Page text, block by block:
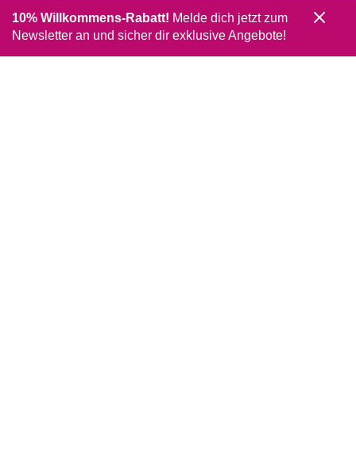
10% Willkommens-Rabatt! Melde dich jetzt zum
Newsletter an und sicher dir exklusive Angebote!